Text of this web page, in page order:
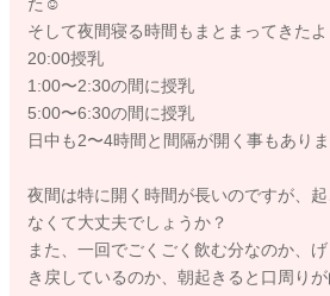
そして夜間寝る時間もまとまってきたよ
20:00授乳
1:00〜2:30の間に授乳
5:00〜6:30の間に授乳
日中も2〜4時間と間隔が開く事もありま
夜間は特に開く時間が長いのですが、
なくて大丈夫でしょうか？
また、一回でごくごく飲む分なのか、
き戻しているのか、朝起きると口周り